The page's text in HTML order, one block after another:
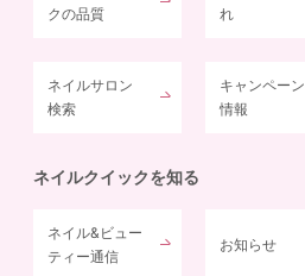
クの品質
れ
ネイルサロン
検索
キャンペーン
情報
ネイルクイックを知る
ネイル&ビュー
ティー通信
お知らせ